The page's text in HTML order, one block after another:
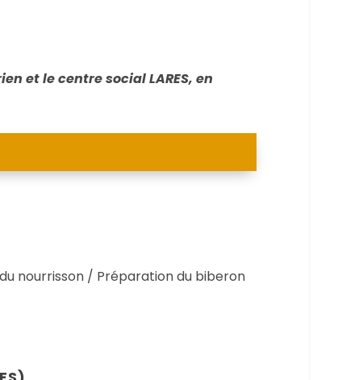
et le centre social LARES, en
nourrisson / Préparation du biberon